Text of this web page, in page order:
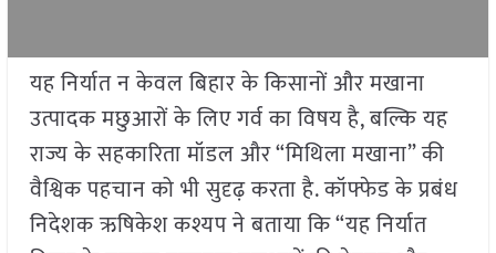
यह निर्यात न केवल बिहार के किसानों और मखाना
उत्पादक मछुआरों के लिए गर्व का विषय है, बल्कि यह
राज्य के सहकारिता मॉडल और “मिथिला मखाना” की
वैश्विक पहचान को भी सुदृढ़ करता है. कॉफ्फेड के प्रबंध
निदेशक ऋषिकेश कश्यप ने बताया कि “यह निर्यात